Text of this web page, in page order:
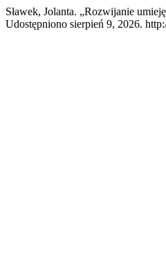
Sławek, Jolanta. „Rozwijanie
Udostępniono sierpień 9, 2026.